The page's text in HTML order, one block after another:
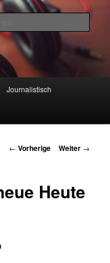
Journalistisch
Beitrags-
← Vorherige Weiter →
Heute